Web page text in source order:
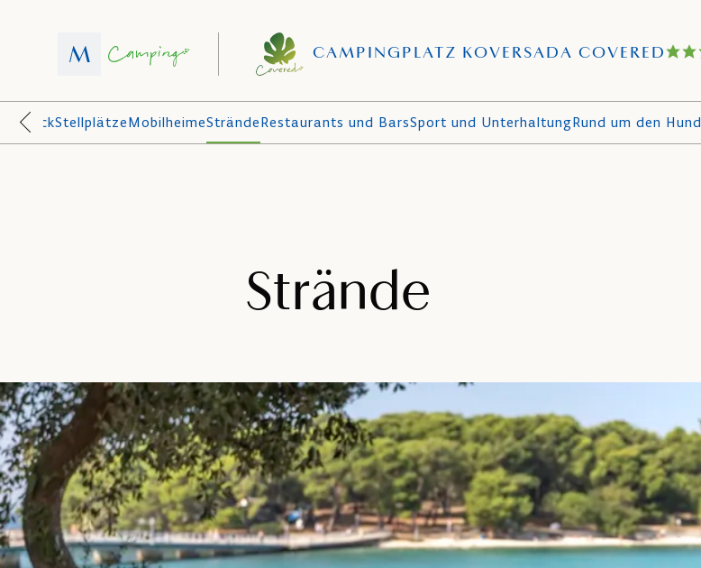
CAMPINGPLATZ KOVERSADA COVERED
StellplätzeMobilheimeSträndeRestaurants und BarsSport und UnterhaltungRund um den Hund
Strände